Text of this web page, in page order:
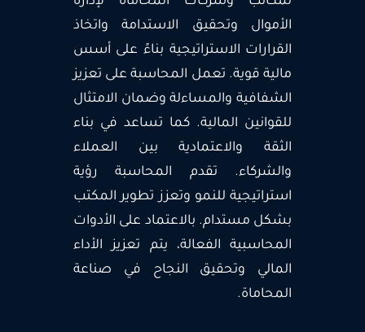
الأموال وتحقيق الاستدامة واتخاذ
القرارات الاستراتيجية بناءً على أسس
مالية قوية. تعمل المحاسبة على تعزيز
الشفافية والمساءلة وضمان الامتثال
للقوانين المالية. كما تساعد في بناء
الثقة والاعتمادية بين العملاء
والشركاء. تقدم المحاسبة رؤية
استراتيجية للنمو وتعزز تطوير المكتب
بشكل مستدام. بالاعتماد على الأدوات
المحاسبية الفعالة، يتم تعزيز الأداء
المالي وتحقيق النجاح في صناعة
المحاماة.